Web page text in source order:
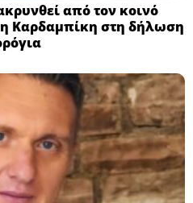
από τον κοινό
Καρδαμπίκη στη δήλωση